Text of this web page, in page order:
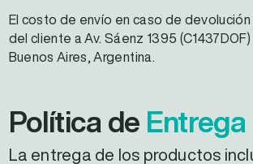
El costo de envío en caso de
del cliente a Av. Sáenz 1395
Buenos Aires, Argentina.
Política de Entrega
La entrega de los productos